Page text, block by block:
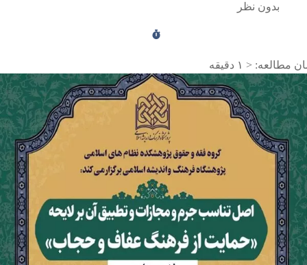
بدون نظر
مطالعه: < ۱ دقیقه